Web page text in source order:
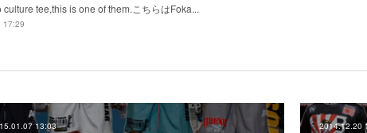
tee,this is one of them.こちらはFoka...
17:29
13:03 2014.12.20